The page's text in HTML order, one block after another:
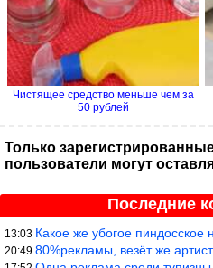
Чистящее средство меньше чем за
50 рублей
Только
пользователи могут
Последние
13:03 Какое же убогое пиндосское
20:49 80%рекламы, везёт же